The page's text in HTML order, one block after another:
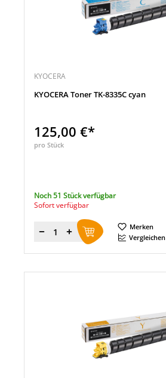
KYOCERA
KYOCERA Toner TK-8335C cyan
125,00 €*
pro Stück
Noch 51 Stück verfügbar
Sofort verfügbar
Menge
Merken
Vergleichen